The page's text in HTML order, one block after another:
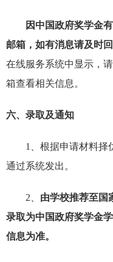
因中国政府奖学金
邮箱，如有消息请及时回
在线服务系统中显示，
箱查看相关信息。
六、录取及通知
1、根据申请材料择
通过系统发出。
2、 由学校推荐至国
录取为中国政府奖学金
信息为准。